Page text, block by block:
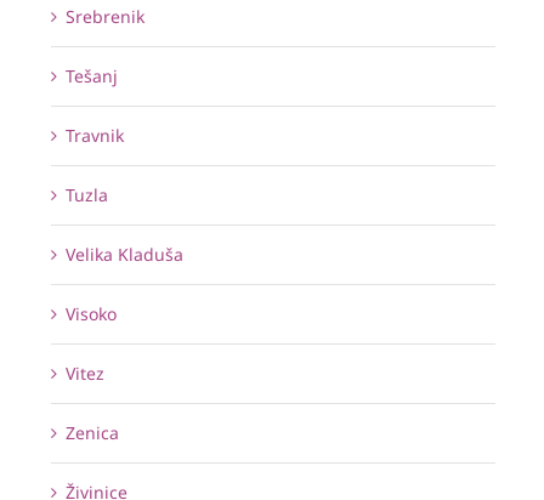
Srebrenik
Tešanj
Travnik
Tuzla
Velika Kladuša
Visoko
Vitez
Zenica
Živinice